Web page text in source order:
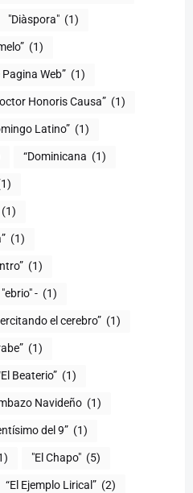
(1)
(1)
Web” (1)
Honoris Causa” (1)
Latino” (1)
“Dominicana (1)
(1)
(1)
(1)
"ebrio" - (1)
el cerebro” (1)
(1)
Beaterio” (1)
Navideño (1)
del 9” (1)
"El Chapo" (5)
“El Ejemplo Lirical” (2)